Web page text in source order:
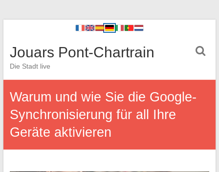
Jouars Pont-Chartrain
Die Stadt live
Warum und wie Sie die Google-
Synchronisierung für all Ihre
Geräte aktivieren